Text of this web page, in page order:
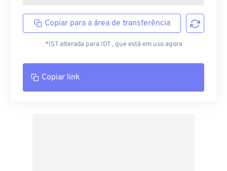
Copiar para a área de transferência
*IST alterada para IDT , que está em uso agora
Copiar link